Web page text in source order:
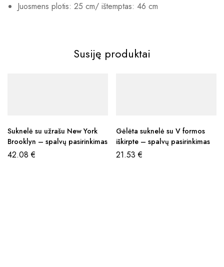
Juosmens plotis: 25 cm/ ištemptas: 46 cm
Susiję produktai
Suknelė su užrašu New York
Brooklyn – spalvų pasirinkimas
42.08€
Gėlėta suknelė su V formos
iškirpte – spalvų pasirinkimas
21.53€